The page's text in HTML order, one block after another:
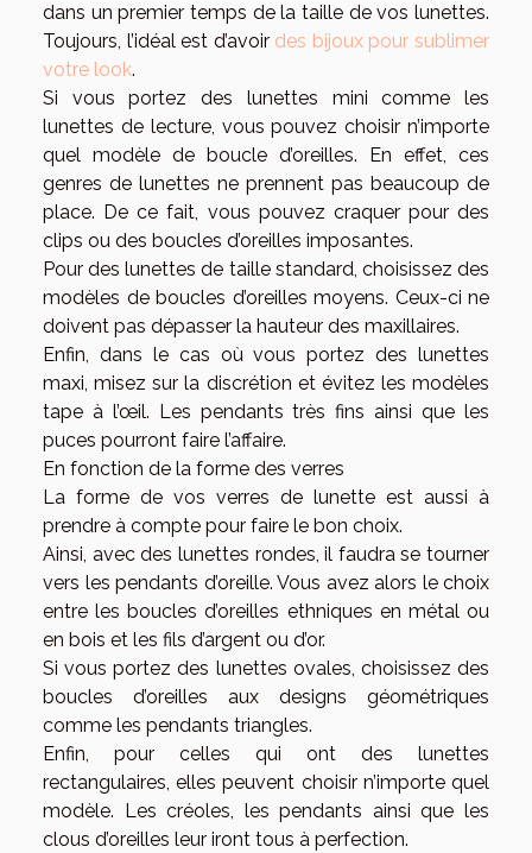
dans un premier temps de la taille de vos lunettes.
Toujours, l’idéal est d’avoir des bijoux pour sublimer
votre look.
Si vous portez des lunettes mini comme les
lunettes de lecture, vous pouvez choisir n’importe
quel modèle de boucle d’oreilles. En effet, ces
genres de lunettes ne prennent pas beaucoup de
place. De ce fait, vous pouvez craquer pour des
clips ou des boucles d’oreilles imposantes.
Pour des lunettes de taille standard, choisissez des
modèles de boucles d’oreilles moyens. Ceux-ci ne
doivent pas dépasser la hauteur des maxillaires.
Enfin, dans le cas où vous portez des lunettes
maxi, misez sur la discrétion et évitez les modèles
tape à l’œil. Les pendants très fins ainsi que les
puces pourront faire l’affaire.
En fonction de la forme des verres
La forme de vos verres de lunette est aussi à
prendre à compte pour faire le bon choix.
Ainsi, avec des lunettes rondes, il faudra se tourner
vers les pendants d’oreille. Vous avez alors le choix
entre les boucles d’oreilles ethniques en métal ou
en bois et les fils d’argent ou d’or.
Si vous portez des lunettes ovales, choisissez des
boucles d’oreilles aux designs géométriques
comme les pendants triangles.
Enfin, pour celles qui ont des lunettes
rectangulaires, elles peuvent choisir n’importe quel
modèle. Les créoles, les pendants ainsi que les
clous d’oreilles leur iront tous à perfection.